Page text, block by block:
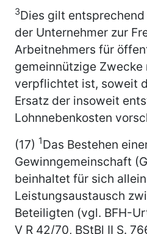
3Dies gilt
der Unternehmer zur
Arbeitnehmers für
gemeinnützige Zwecke
verpflichtet ist, soweit
Ersatz der insoweit
Lohnnebenkosten
(17) 1Das Bestehen
Gewinngemeinschaft
beinhaltet für sich
Leistungsaustausch
Beteiligten (vgl. BFH-
V R 42/70, BStBl II S.